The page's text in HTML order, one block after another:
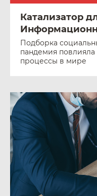
Катализатор
Подборка
пандемия
процессы в мире